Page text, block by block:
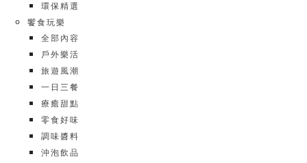
環保精選
饗食玩樂
全部內容
戶外樂活
旅遊風潮
一日三餐
療癒甜點
零食好味
調味醬料
沖泡飲品